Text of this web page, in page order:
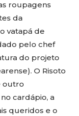
roupagens
da
vatapá de
pelo chef
do projeto
O Risoto
outro
cardápio, a
queridos e o